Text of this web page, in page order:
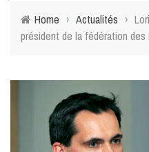
Home › Actualités ›
président de la fédération